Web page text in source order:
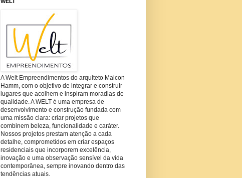
A Welt Empreendimentos do arquiteto Maicon
Hamm, com o objetivo de integrar e construir
lugares que acolhem e inspiram moradias de
qualidade. A WELT é uma empresa de
desenvolvimento e construção fundada com
uma missão clara: criar projetos que
combinem beleza, funcionalidade e caráter.
Nossos projetos prestam atenção a cada
detalhe, comprometidos em criar espaços
residenciais que incorporem excelência,
inovação e uma observação sensível da vida
contemporânea, sempre inovando dentro das
tendências atuais.